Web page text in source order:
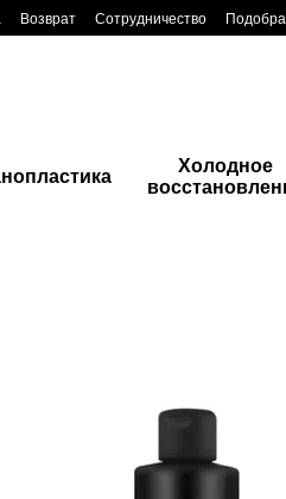
Возврат Сотрудничество
Холодное